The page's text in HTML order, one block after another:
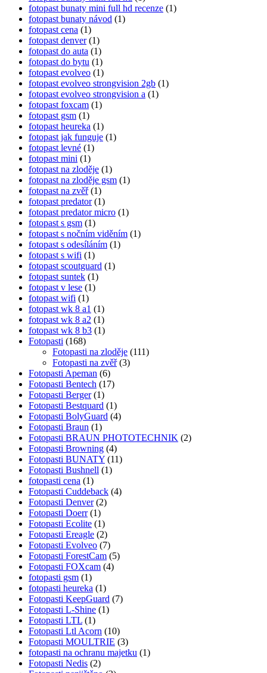
fotopast bunaty mini full hd recenze (1)
fotopast bunaty návod (1)
fotopast cena (1)
fotopast denver(1)
fotopast do auta (1)
fotopast do bytu (1)
fotopast evolveo (1)
fotopast evolveo strongvision 2gb (1)
fotopast evolveo strongvision a (1)
fotopast foxcam (1)
fotopast gsm (1)
fotopast heureka (1)
fotopast jak funguje (1)
fotopast levné (1)
fotopast mini (1)
fotopast na zloděje (1)
fotopast na zloděje gsm (1)
fotopast na zvěř(1)
fotopast predator(1)
fotopast predator micro (1)
fotopast s gsm (1)
fotopast s nočním viděním (1)
fotopast s odesíláním (1)
fotopast s wifi (1)
fotopast scoutguard (1)
fotopast suntek (1)
fotopast v lese (1)
fotopast wifi (1)
fotopast wk 8 a1 (1)
fotopast wk 8 a2 (1)
fotopast wk 8 b3 (1)
Fotopasti (168)
Fotopasti na zloděje (111)
Fotopasti na zvěř(3)
Fotopasti Apeman (6)
Fotopasti Bentech (17)
Fotopasti Berger(1)
Fotopasti Bestquard (1)
Fotopasti BolyGuard (4)
Fotopasti Braun (1)
Fotopasti BRAUN PHOTOTECHNIK (2)
Fotopasti Browning (4)
Fotopasti BUNATY (11)
Fotopasti Bushnell (1)
fotopasti cena (1)
Fotopasti Cuddeback (4)
Fotopasti Denver(2)
Fotopasti Doerr(1)
Fotopasti Ecolite (1)
Fotopasti Ereagle (2)
Fotopasti Evolveo (7)
Fotopasti ForestCam (5)
Fotopasti FOXcam (4)
fotopasti gsm (1)
fotopasti heureka (1)
Fotopasti KeepGuard (7)
Fotopasti L-Shine (1)
Fotopasti LTL (1)
Fotopasti Ltl Acorn (10)
Fotopasti MOULTRIE (3)
fotopasti na ochranu majetku (1)
Fotopasti Nedis (2)